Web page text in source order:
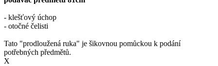
- klešťový úchop
- otočné čelisti
Tato "prodloužená ruka" je šikovnou pomůckou k podání
potřebných předmětů.
X